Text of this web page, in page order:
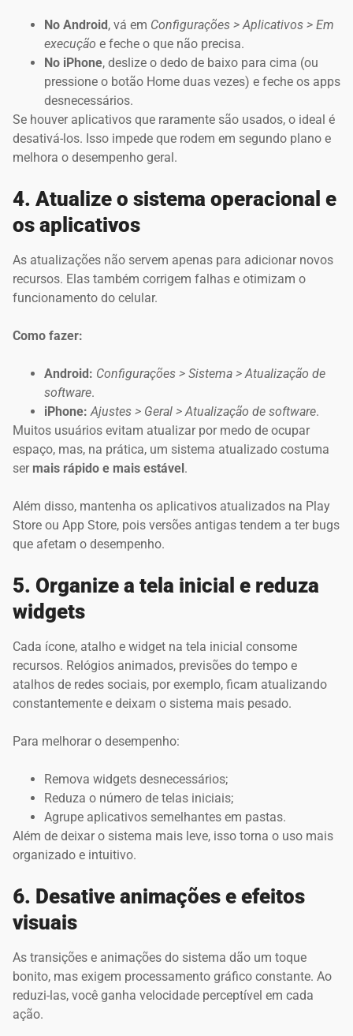
No Android , vá em Configurações > Aplicativos > Em
execução e feche o que não precisa.
No iPhone, deslize o dedo de baixo para cima (ou
pressione o botão Home duas vezes) e feche os apps
desnecessários.
Se houver aplicativos que raramente são usados, o ideal é
desativá-los. Isso impede que rodem em segundo plano e
melhora o desempenho geral.
4. Atualize o sistema operacional e
os aplicativos
As atualizações não servem apenas para adicionar novos
recursos. Elas também corrigem falhas e otimizam o
funcionamento do celular.
Como fazer:
Android: Configurações > Sistema > Atualização de
software.
iPhone: Ajustes > Geral > Atualização de software.
Muitos usuários evitam atualizar por medo de ocupar
espaço, mas, na prática, um sistema atualizado costuma
ser mais rápido e mais estável .
Além disso, mantenha os aplicativos atualizados na Play
Store ou App Store, pois versões antigas tendem a ter bugs
que afetam o desempenho.
5. Organize a tela inicial e reduza
widgets
Cada ícone, atalho e widget na tela inicial consome
recursos. Relógios animados, previsões do tempo e
atalhos de redes sociais, por exemplo, ficam atualizando
constantemente e deixam o sistema mais pesado.
Para melhorar o desempenho:
Remova widgets desnecessários;
Reduza o número de telas iniciais;
Agrupe aplicativos semelhantes em pastas.
Além de deixar o sistema mais leve, isso torna o uso mais
organizado e intuitivo.
6. Desative animações e efeitos
visuais
As transições e animações do sistema dão um toque
bonito, mas exigem processamento gráfico constante. Ao
reduzi-las, você ganha velocidade perceptível em cada
ação.